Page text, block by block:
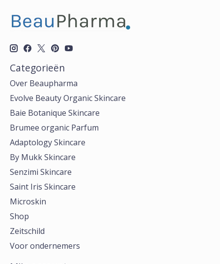
Categorieën
Over Beaupharma
Evolve Beauty Organic Skincare
Baie Botanique Skincare
Brumee organic Parfum
Adaptology Skincare
By Mukk Skincare
Senzimi Skincare
Saint Iris Skincare
Microskin
Shop
Zeitschild
Voor ondernemers